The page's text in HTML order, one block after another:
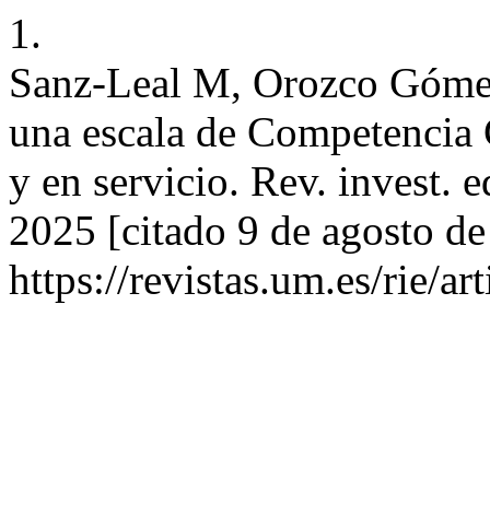
1.
Sanz-Leal M, Orozco
una escala de
y en servicio. Rev. invest.
2025 [citado 9 de agosto
https://revistas.um.es/rie/